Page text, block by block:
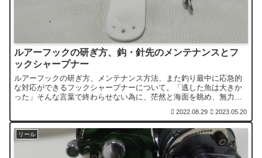
ルアーフックの研ぎ方、鈎・針先のメンテナンスとフ
ックシャープナー
ルアーフックの研ぎ方、メンテナンス方法、また釣り最中に応急的
な対応ができるフックシャープナーについて。「逃した魚は大きか
った」そんな言葉で終わらせない為に、茫然と海面を眺め、無力感
2022.08.29 2023.05.20
リール